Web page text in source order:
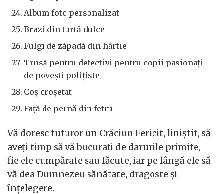
Album foto personalizat
Brazi din turtă dulce
Fulgi de zăpadă din hârtie
Trusă pentru detectivi pentru copii pasionaţi
de poveşti poliţiste
Coş croşetat
Faţă de pernă din fetru
Vă doresc tuturor un Crăciun Fericit, liniştit, să
aveţi timp să vă bucuraţi de darurile primite,
fie ele cumpărate sau făcute, iar pe lângă ele să
vă dea Dumnezeu sănătate, dragoste şi
înţelegere.